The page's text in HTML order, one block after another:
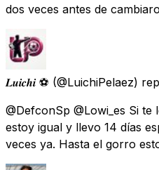
dos veces antes de
𝑳𝒖𝒊𝒄𝒉𝒊 ⚽️ (@LuichiPelaez)
@DefconSp @Lowi_es Si
estoy igual y llevo 14 días
veces ya. Hasta el gorro